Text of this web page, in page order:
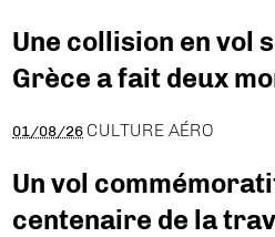
Une collision en vol
Grèce a fait deux
01/08/26 CULTURE AÉRO
Un vol
centenaire de la